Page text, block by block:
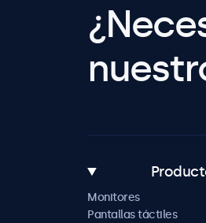
Monitores
Pantallas táctiles